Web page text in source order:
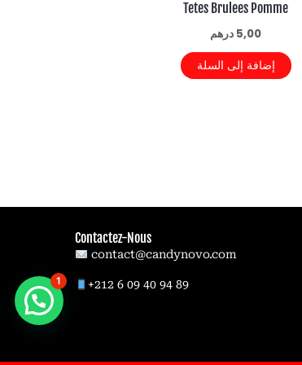
Tetes Brulees Pomme
5,00 درهم
إضافة إلى السلة
Contactez-Nous
contact@candynovo.com
89 94 40 09 6 212+
1